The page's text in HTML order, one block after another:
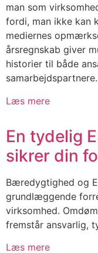
man som
fordi, man ikke kan
mediernes
årsregnskab giver
historier til både
samarbejdspartnere.
Læs mere
En tydelig
sikrer din
Bæredygtighed og
grundlæggende
virksomhed.
fremstår ansvarlig,
Læs mere